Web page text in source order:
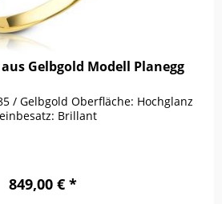
Gelbgold Modell Planegg
/ Gelbgold Oberfläche: Hochglanz
Brillant
849,00 € *